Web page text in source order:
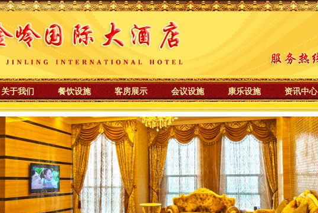
关于我们 餐饮设施 客房展示 会议设施 康乐设施 资讯中心